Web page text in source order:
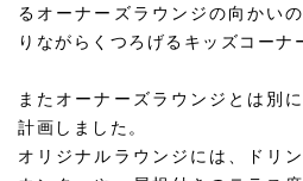
るオーナーズラウンジの向かい
りながらくつろげるキッズコーナ
またオーナーズラウンジとは別
計画しました。
オリジナルラウンジには、ドリ